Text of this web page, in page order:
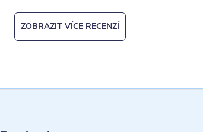
ZOBRAZIT VÍCE RECENZÍ